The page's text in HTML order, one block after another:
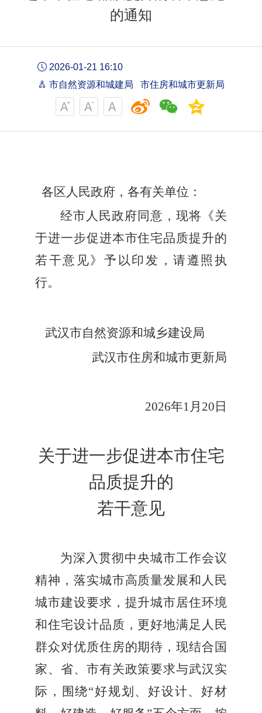
的通知
2026-01-21 16:10
市自然资源和城建局 市住房和城市更新局
各区人民政府，各有关单位：
经市人民政府同意，现将《关
于进一步促进本市住宅品质提升的
若干意见》予以印发，请遵照执
行。
武汉市自然资源和城乡建设局
武汉市住房和城市更新局
2026年1月 20 日
关于进一步促进本市住宅
品质提升的
若干意见
为深入贯彻中央城市工作会议
精神，落实城市高质量发展和人民
城市建设要求，提升城市居住环境
和住宅设计品质，更好地满足人民
群众对优质住房的期待，现结合国
家、省、市有关政策要求与武汉实
际，围绕“好规划、好设计、好材